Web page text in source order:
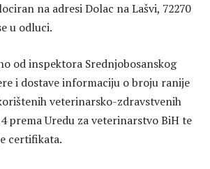
na adresi Dolac na Lašvi, 72270
u odluci.
od inspektora Srednjobosanskog
i dostave informaciju o broju ranije
veterinarsko-zdravstvenih
prema Uredu za veterinarstvo BiH te
certifikata.